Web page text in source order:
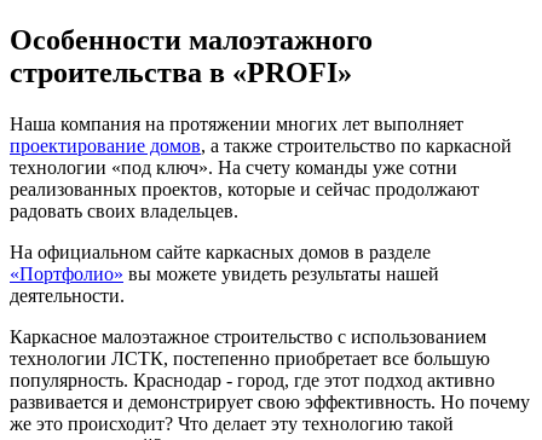
Особенности малоэтажного
строительства в «PROFI»
Наша компания на протяжении многих лет выполняет
проектирование домов, а также строительство по каркасной
технологии «под ключ». На счету команды уже сотни
реализованных проектов, которые и сейчас продолжают
радовать своих владельцев.
На официальном сайте каркасных домов в разделе
«Портфолио» вы можете увидеть результаты нашей
деятельности.
Каркасное малоэтажное строительство с использованием
технологии ЛСТК, постепенно приобретает все большую
популярность. Краснодар - город, где этот подход активно
развивается и демонстрирует свою эффективность. Но почему
же это происходит? Что делает эту технологию такой